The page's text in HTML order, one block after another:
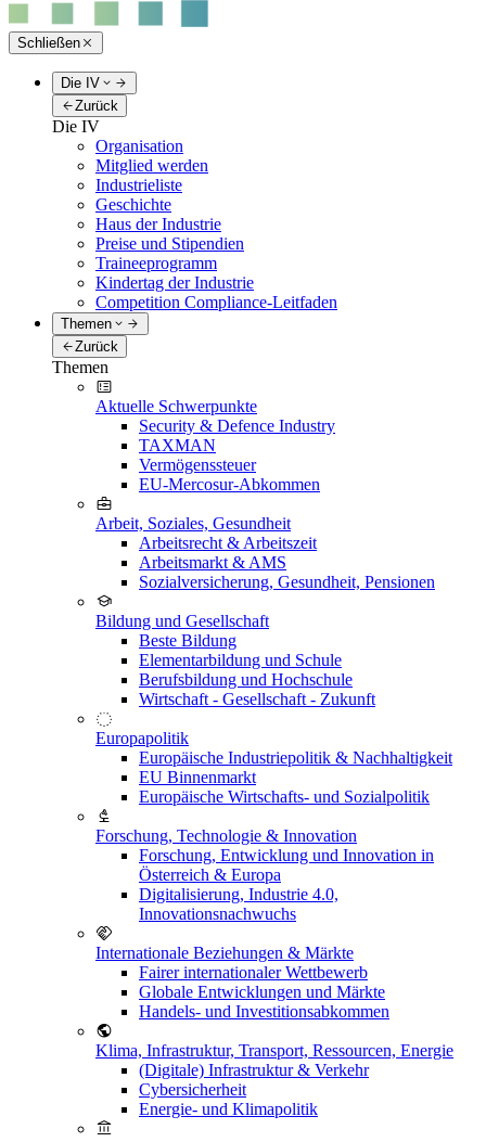
Schließen
Die IV
Zurück
Die IV
Organisation
Mitglied werden
Industrieliste
Geschichte
Haus der Industrie
Preise und Stipendien
Traineeprogramm
Kindertag der Industrie
Competition Compliance-Leitfaden
Themen
Zurück
Themen
Aktuelle Schwerpunkte
Security & Defence Industry
TAXMAN
Vermögenssteuer
EU-Mercosur-Abkommen
Arbeit, Soziales, Gesundheit
Arbeitsrecht & Arbeitszeit
Arbeitsmarkt & AMS
Sozialversicherung, Gesundheit, Pensionen
Bildung und Gesellschaft
Beste Bildung
Elementarbildung und Schule
Berufsbildung und Hochschule
Wirtschaft - Gesellschaft - Zukunft
Europapolitik
Europäische Industriepolitik & Nachhaltigkeit
EU Binnenmarkt
Europäische Wirtschafts- und Sozialpolitik
Forschung, Technologie & Innovation
Forschung, Entwicklung und Innovation in
Österreich & Europa
Digitalisierung, Industrie 4.0,
Innovationsnachwuchs
Internationale Beziehungen & Märkte
Fairer internationaler Wettbewerb
Globale Entwicklungen und Märkte
Handels- und Investitionsabkommen
Klima, Infrastruktur, Transport, Ressourcen, Energie
(Digitale) Infrastruktur & Verkehr
Cybersicherheit
Energie- und Klimapolitik